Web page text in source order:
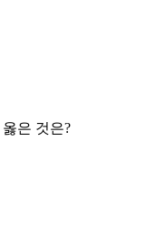
은 것은?